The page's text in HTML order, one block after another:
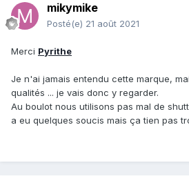
mikymike
Posté(e) 21 août 2021
Merci Pyrithe
Je n'ai jamais entendu cette marque,
qualités ... je vais donc y regarder.
Au boulot nous utilisons pas mal de
a eu quelques soucis mais ça tien pas